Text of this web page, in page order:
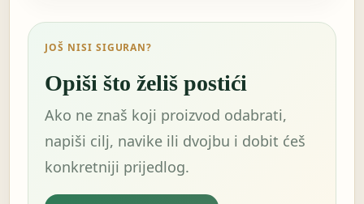
JOŠ NISI SIGURAN?
Opiši što želiš postići
Ako ne znaš koji proizvod odabrati,
napiši cilj, navike ili dvojbu i dobit ćeš
konkretniji prijedlog.